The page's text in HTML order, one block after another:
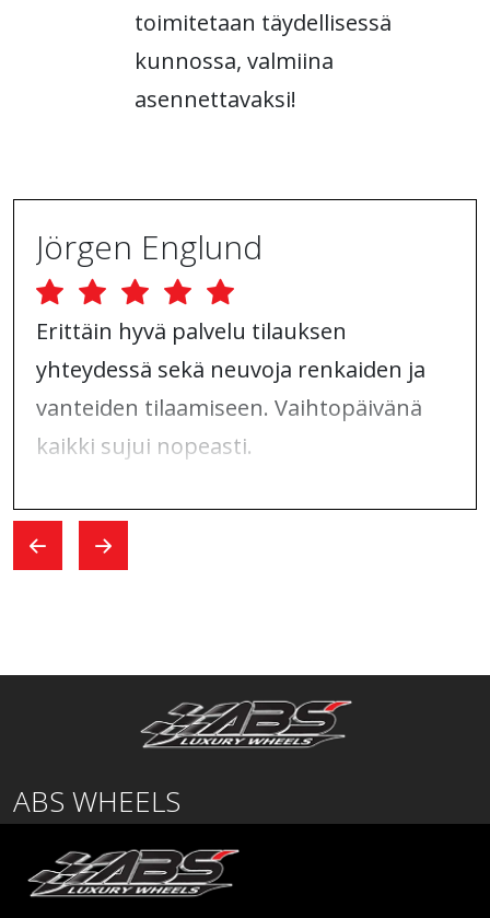
toimitetaan täydellisessä
kunnossa, valmiina
asennettavaksi!
Jörgen Englund
Erittäin hyvä palvelu tilauksen
yhteydessä sekä neuvoja renkaiden ja
vanteiden tilaamiseen. Vaihtopäivänä
kaikki sujui nopeasti.
ABS WHEELS
01530 Vantaa
SUOMI